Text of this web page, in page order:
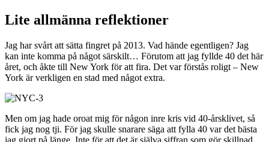
Lite allmänna reflektioner
Jag har svårt att sätta fingret på 2013. Vad hände egentligen? Jag
kan inte komma på något särskilt… Förutom att jag fyllde 40 det här
året, och åkte till New York för att fira. Det var förstås roligt – New
York är verkligen en stad med något extra.
Men om jag hade oroat mig för någon inre kris vid 40-årsklivet, så
fick jag nog tji. För jag skulle snarare säga att fylla 40 var det bästa
jag gjort på länge. Inte för att det är själva siffran som gör skillnad,